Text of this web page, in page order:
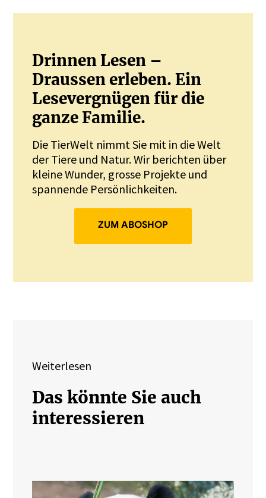
Drinnen Lesen –
Draussen erleben. Ein
Lesevergnügen für die
ganze Familie.
Die TierWelt nimmt Sie mit in die Welt
der Tiere und Natur. Wir berichten über
kleine Wunder, grosse Projekte und
spannende Persönlichkeiten.
ZUM ABOSHOP
Weiterlesen
Das könnte Sie auch
interessieren